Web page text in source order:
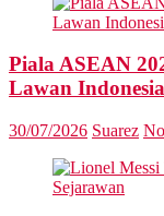
Piala ASEAN
Lawan Indonesia
30/07/2026 Suarez